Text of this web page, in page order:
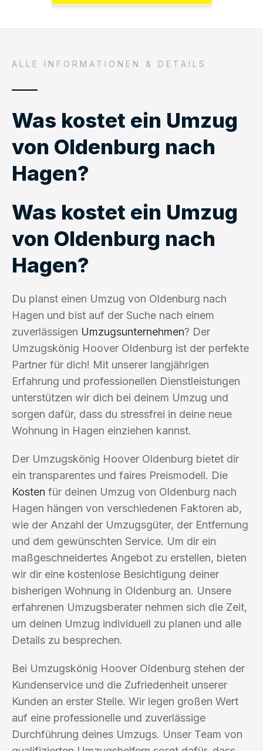
ALLE INFORMATIONEN & DETAILS
Was kostet ein Umzug
von Oldenburg nach
Hagen?
Was kostet ein Umzug
von Oldenburg nach
Hagen?
Du planst einen Umzug von Oldenburg nach
Hagen und bist auf der Suche nach einem
zuverlässigen Umzugsunternehmen? Der
Umzugskönig Hoover Oldenburg ist der perfekte
Partner für dich! Mit unserer langjährigen
Erfahrung und professionellen Dienstleistungen
unterstützen wir dich bei deinem Umzug und
sorgen dafür, dass du stressfrei in deine neue
Wohnung in Hagen einziehen kannst.
Der Umzugskönig Hoover Oldenburg bietet dir
ein transparentes und faires Preismodell. Die
Kosten für deinen Umzug von Oldenburg nach
Hagen hängen von verschiedenen Faktoren ab,
wie der Anzahl der Umzugsgüter, der Entfernung
und dem gewünschten Service. Um dir ein
maßgeschneidertes Angebot zu erstellen, bieten
wir dir eine kostenlose Besichtigung deiner
bisherigen Wohnung in Oldenburg an. Unsere
erfahrenen Umzugsberater nehmen sich die Zeit,
um deinen Umzug individuell zu planen und alle
Details zu besprechen.
Bei Umzugskönig Hoover Oldenburg stehen der
Kundenservice und die Zufriedenheit unserer
Kunden an erster Stelle. Wir legen großen Wert
auf eine professionelle und zuverlässige
Durchführung deines Umzugs. Unser Team von